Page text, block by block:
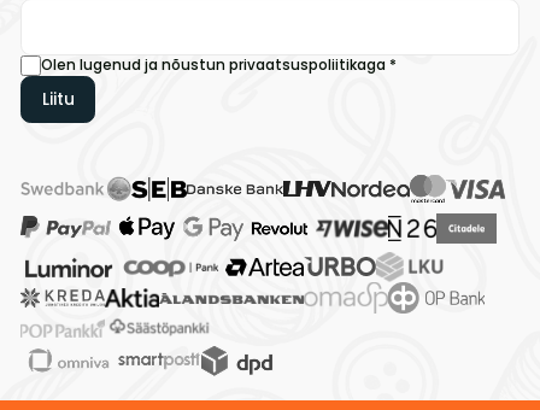
Olen lugenud ja nõustun privaatsuspoliitikaga *